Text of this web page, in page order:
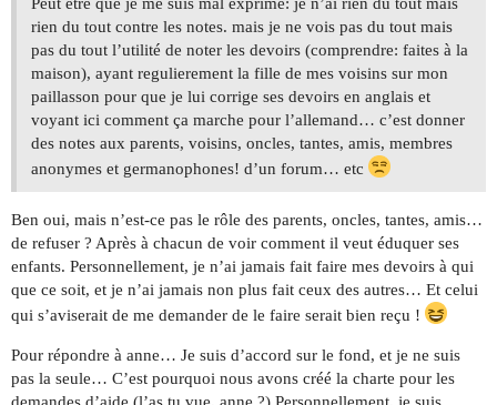
rien du tout contre les notes. mais je ne vois pas du tout mais
pas du tout l’utilité de noter les devoirs (comprendre: faites à la
maison), ayant regulierement la fille de mes voisins sur mon
paillasson pour que je lui corrige ses devoirs en anglais et
voyant ici comment ça marche pour l’allemand… c’est donner
des notes aux parents, voisins, oncles, tantes, amis, membres
anonymes et germanophones! d’un forum… etc
Ben oui, mais n’est-ce pas le rôle des parents, oncles, tantes, amis…
de refuser ? Après à chacun de voir comment il veut éduquer ses
enfants. Personnellement, je n’ai jamais fait faire mes devoirs à qui
que ce soit, et je n’ai jamais non plus fait ceux des autres… Et celui
qui s’aviserait de me demander de le faire serait bien reçu !
Pour répondre à anne… Je suis d’accord sur le fond, et je ne suis
pas la seule… C’est pourquoi nous avons créé la charte pour les